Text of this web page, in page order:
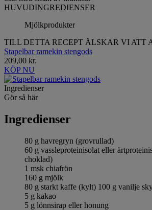
HUVUDINGREDIENSER
Mjölkprodukter
TILL DETTA RECEPT ÄLSKAR VI ATT
Stapelbar ramekin stengods
209,00 kr.
KÖP NU
Ingredienser
Gör så här
Ingredienser
80 g havregryn (grovrullad)
60 g vassleproteinisolat eller
choklad)
1 msk chiafrön
160 g mjölk
80 g starkt kaffe (kylt) 100 g vanilje
5 g kakao
5 g lönnsirap eller honung